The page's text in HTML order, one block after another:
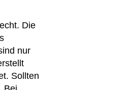
Die
nur
Sollten